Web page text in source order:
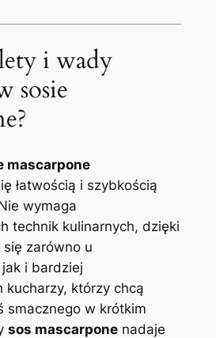
i wady
sosie
mascarpone
łatwością i szybkością
wymaga
technik kulinarnych, dzięki
zarówno u
i bardziej
kucharzy, którzy chcą
smacznego w krótkim
sos mascarponenadaje